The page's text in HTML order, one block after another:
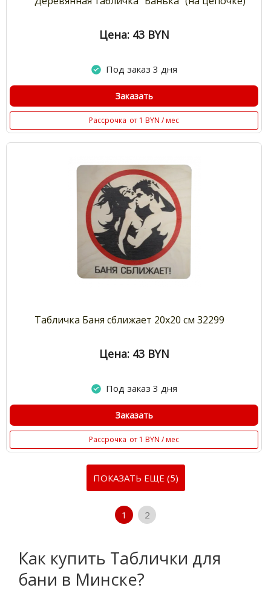
Цена: 43 BYN
Под заказ 3 дня
Заказать
Рассрочка от 1 BYN / мес
Табличка Баня сближает 20х20 см 32299
Цена: 43 BYN
Под заказ 3 дня
Заказать
Рассрочка от 1 BYN / мес
ПОКАЗАТЬ ЕЩЕ (5)
1 2
Как купить Таблички для
бани в Минске?